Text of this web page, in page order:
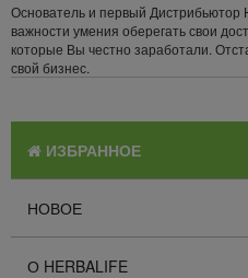
Основатель и первый Дистрибьютор
важности умения оберегать свои
которые Вы честно заработали.
свой бизнес.
ИЗБРАННОЕ
НОВОЕ
О HERBALIFE